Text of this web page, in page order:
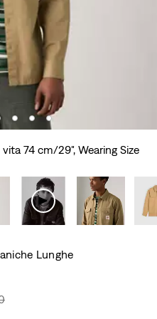
74 cm/29", Wearing Size
Lunghe